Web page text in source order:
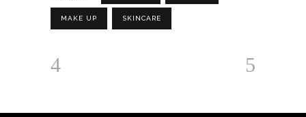
MAKE UP SKINCARE